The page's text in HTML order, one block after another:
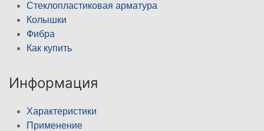
Стеклопластиковая арматура
Колышки
Фибра
Как купить
Информация
Характеристики
Применение